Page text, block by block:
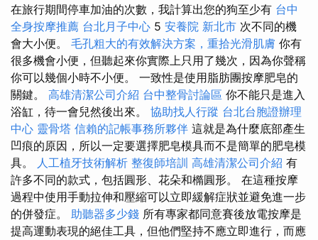
在旅行期間停車加油的次數，我計算出您的狗至少有 台中
全身按摩推薦 台北月子中心 5 安養院 新北市 次不同的機
會大小便。 毛孔粗大的有效解決方案，重拾光滑肌膚 你有
很多機會小便，但聽起來你實際上只用了幾次，因為你聲稱
你可以幾個小時不小便。 一致性是使用脂肪團按摩肥皂的
關鍵。 高雄清潔公司介紹 台中整骨討論區 你不能只是進入
浴缸，待一會兒然後出來。 協助找人行蹤 台北台胞證辦理
中心 靈骨塔 信賴的記帳事務所夥伴 這就是為什麼底部產生
凹痕的原因，所以一定要選擇肥皂模具而不是簡單的肥皂模
具。 人工植牙技術解析 整復師培訓 高雄清潔公司介紹 有
許多不同的款式，包括圓形、花朵和橢圓形。 在這種按摩
過程中使用手動拉伸和壓縮可以立即緩解症狀並避免進一步
的併發症。 助聽器多少錢 所有專家都同意賽後放電按摩是
提高運動表現的絕佳工具，但他們堅持不應立即進行，而應